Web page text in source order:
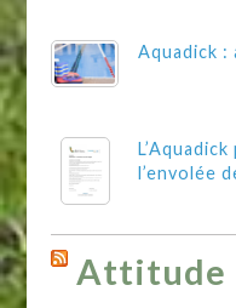
Aquadick
l’envolée
Attitude